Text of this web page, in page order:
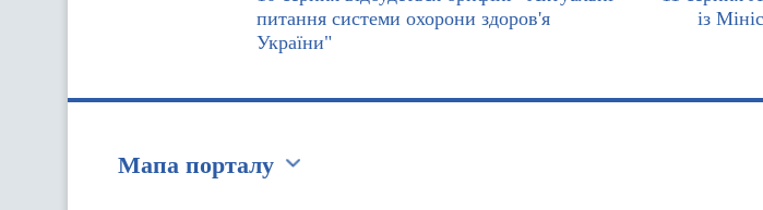
питання системи охорони здоров'я
України"
із
Мапа порталу